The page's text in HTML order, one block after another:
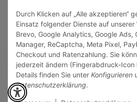
Durch Klicken auf „Alle akzeptieren“
Einsatz folgender Dienste auf unserer
Brevo, Google Analytics, Google Ads,
Manager, ReCaptcha, Meta Pixel,
Checkout und Ratenzahlung. Sie
jederzeit ändern (Fingerabdruck-Icon
Details finden Sie unter Konfigurieren
Datenschutzerklärung.
Sicher bezahlen via: